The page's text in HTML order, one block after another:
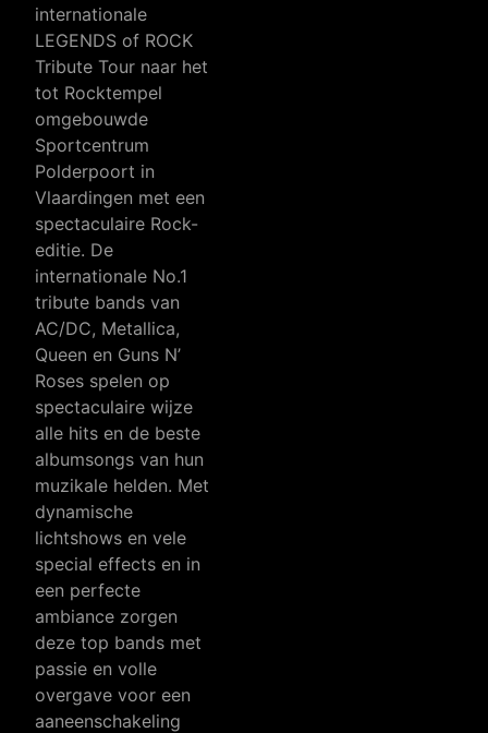
internationale
LEGENDS of ROCK
Tribute Tour naar het
tot Rocktempel
omgebouwde
Sportcentrum
Polderpoort in
Vlaardingen met een
spectaculaire Rock-
editie. De
internationale No.1
tribute bands van
AC/DC, Metallica,
Queen en Guns N’
Roses spelen op
spectaculaire wijze
alle hits en de beste
albumsongs van hun
muzikale helden. Met
dynamische
lichtshows en vele
special effects en in
een perfecte
ambiance zorgen
deze top bands met
passie en volle
overgave voor een
aaneenschakeling